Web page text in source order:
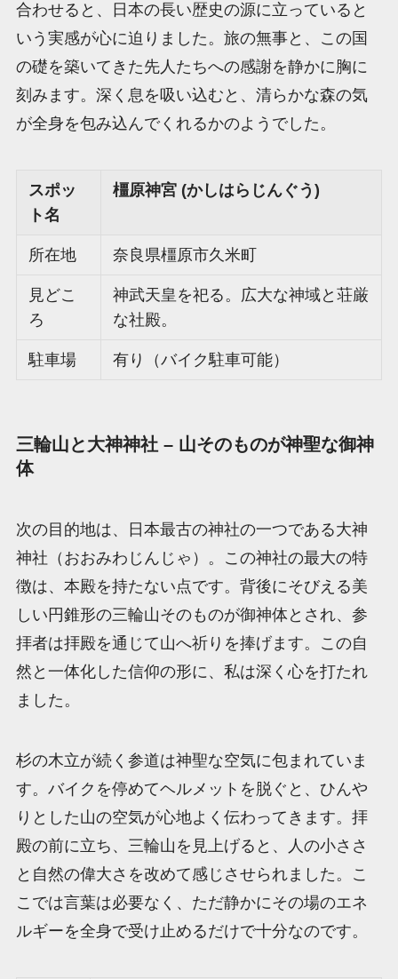
合わせると、日本の長い歴史の源に立っていると
いう実感が心に迫りました。旅の無事と、この国
の礎を築いてきた先人たちへの感謝を静かに胸に
刻みます。深く息を吸い込むと、清らかな森の気
が全身を包み込んでくれるかのようでした。
スポッ
ト名
橿原神宮 (かしはらじんぐう)
所在地 奈良県橿原市久米町
見どこ
ろ
神武天皇を祀る。広大な神域と荘厳
な社殿。
駐車場 有り（バイク駐車可能）
三輪山と大神神社 – 山そのものが神聖な御神
体
次の目的地は、日本最古の神社の一つである大神
神社（おおみわじんじゃ）。この神社の最大の特
徴は、本殿を持たない点です。背後にそびえる美
しい円錐形の三輪山そのものが御神体とされ、参
拝者は拝殿を通じて山へ祈りを捧げます。この自
然と一体化した信仰の形に、私は深く心を打たれ
ました。
杉の木立が続く参道は神聖な空気に包まれていま
す。バイクを停めてヘルメットを脱ぐと、ひんや
りとした山の空気が心地よく伝わってきます。拝
殿の前に立ち、三輪山を見上げると、人の小ささ
と自然の偉大さを改めて感じさせられました。こ
こでは言葉は必要なく、ただ静かにその場のエネ
ルギーを全身で受け止めるだけで十分なのです。